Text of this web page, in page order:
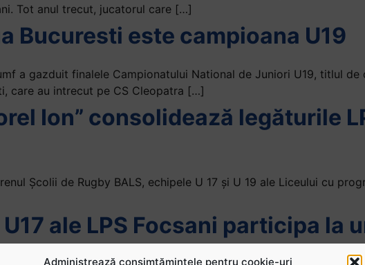
Administrează consimțămintele pentru cookie-uri
Tot anul trecut, jucatorul care […]
Bucuresti este campioana U19
a gazduit finalele Campionatului National de Juniori U19, titlul de
care au intrecut pe CS Cleopatra […]
Ion” consolidează legăturile
Şcolii de Rugby BALS, echipele U 17 şi U 19 ale Liceului cu
ale LPS Focsani participa la